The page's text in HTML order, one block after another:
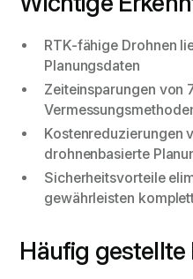
RTK-fähige Drohnen
Planungsdaten
Zeiteinsparungen von
Kostenreduzierungen
drohnenbasierte
Sicherheitsvorteile
gewährleisten
Häufig gestellte